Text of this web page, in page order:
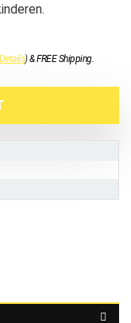
Details)&FREE Shipping.